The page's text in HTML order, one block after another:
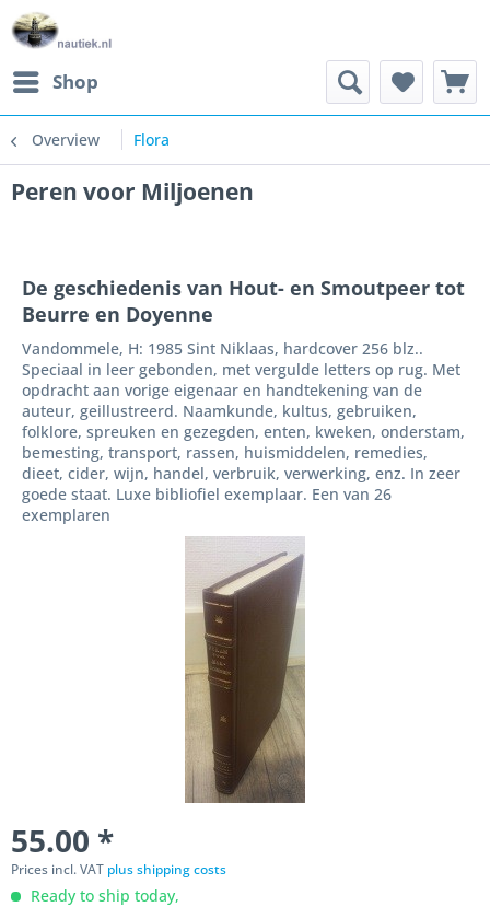
Shop
Overview Flora
Peren voor Miljoenen
De geschiedenis van Hout- en Smoutpeer tot
Beurre en Doyenne
Vandommele, H: 1985 Sint Niklaas, hardcover 256 blz..
Speciaal in leer gebonden, met vergulde letters op rug. Met
opdracht aan vorige eigenaar en handtekening van de
auteur, geillustreerd. Naamkunde, kultus, gebruiken,
folklore, spreuken en gezegden, enten, kweken, onderstam,
bemesting, transport, rassen, huismiddelen, remedies,
dieet, cider, wijn, handel, verbruik, verwerking, enz. In zeer
goede staat. Luxe bibliofiel exemplaar. Een van 26
exemplaren
55.00 *
Prices incl. VAT plus shipping costs
Ready to ship today,